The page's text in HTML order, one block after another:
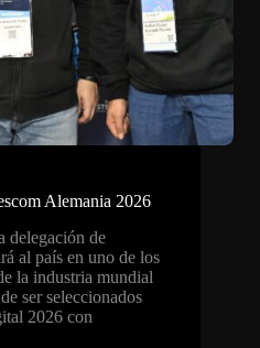
Alemania 2026
delegación de
al país en uno de los
la industria mundial
ser seleccionados
2026 con